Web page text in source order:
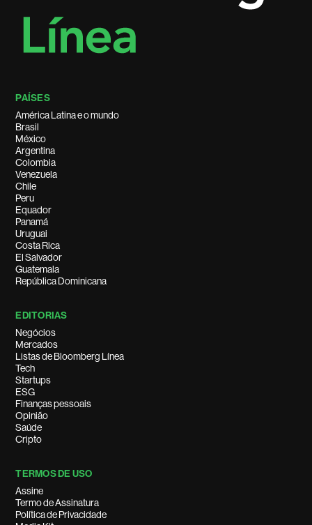
PAÍSES
América Latina e o mundo
Brasil
México
Argentina
Colombia
Venezuela
Chile
Peru
Equador
Panamá
Uruguai
Costa Rica
El Salvador
Guatemala
República Dominicana
EDITORIAS
Negócios
Mercados
Listas de Bloomberg Línea
Tech
Startups
ESG
Finanças pessoais
Opinião
Saúde
Cripto
TERMOS DE USO
Assine
Termo de Assinatura
Política de Privacidade